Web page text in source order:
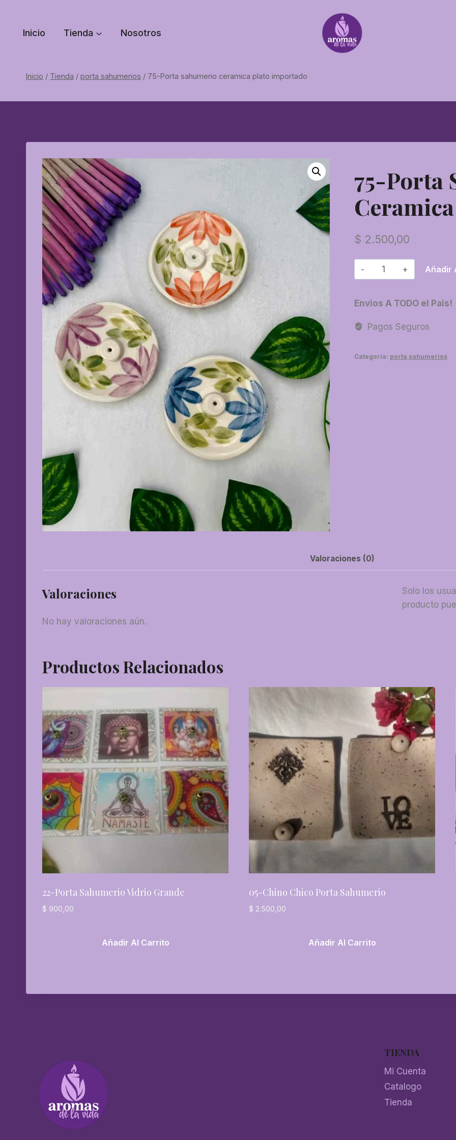
contenido
Inicio Tienda Nosotros
Inicio / Tienda / porta sahumerios / 75-Porta sahumerio ceramica plato importado
75-Porta
$ 2.500,00
75-
Porta
ceramica
importado
Añadir
Envios A TODO el Pais!
Pagos Seguros
Categoría: porta sahumerios
Valoraciones (0)
Valoraciones
No hay valoraciones aún.
Solo los
producto
Productos Relacionados
22-Porta Sahumerio Vidrio Grande
$ 900,00
Añadir Al Carrito
05-Chino Chico Porta Sahumerio
$ 2.500,00
Añadir Al Carrito
TIENDA
Mi Cuenta
Catalogo
Tienda